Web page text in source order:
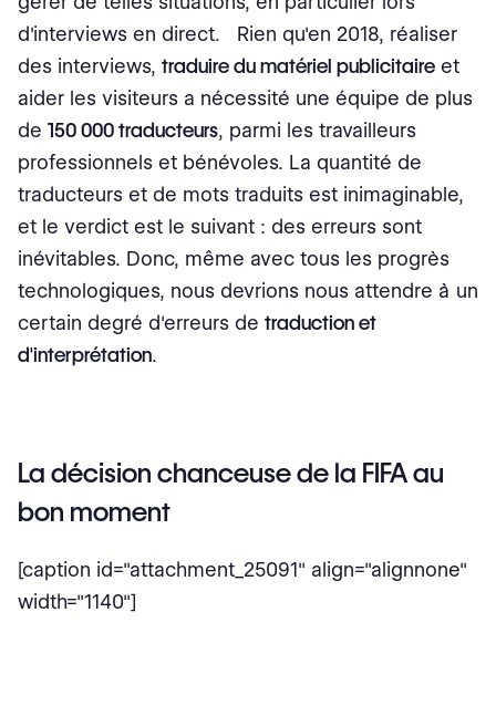
d'interviews en direct. Rien qu'en 2018, réaliser
des interviews, traduire du matériel publicitaire et
aider les visiteurs a nécessité une équipe de plus
de 150 000 traducteurs, parmi les travailleurs
professionnels et bénévoles. La quantité de
traducteurs et de mots traduits est inimaginable,
et le verdict est le suivant : des erreurs sont
inévitables. Donc, même avec tous les progrès
technologiques, nous devrions nous attendre à un
certain degré d'erreurs de traduction et
d'interprétation.
La décision chanceuse de la FIFA au
bon moment
[caption id="attachment_25091" align="alignnone"
width="1140"]